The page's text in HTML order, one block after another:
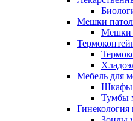
Мешки
Мешки
Мебель для
Шкафы
Тумбы
Гинекология